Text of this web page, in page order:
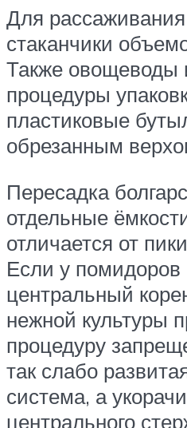
Для
стаканчики
Также овощеводы
процедуры
пластиковые
обрезанным
Пересадка
отдельные
отличается от
Если у
центральный
нежной культуры
процедуру
так слабо
система, а
центрального